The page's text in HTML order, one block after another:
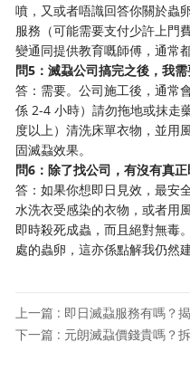
噴，又或者唔識回答你關於蟲
服務（可能需要支付少許上門
變通同提供教育嘅師傅，通常
問5：滅蝨公司搞完之後，我
答：需要。公司施工後，通常
係 2-4 小時）請勿拖地或抹走
度以上）清洗床單衣物，並用
固滅蝨效果。
問6：除了找公司，有沒有真
答：如果你想即日見效，最安
水洗衣受感染的衣物，或者用
即時殺死成蟲，而且絕對無毒
處的蟲卵，這亦係點解我仍然
上一篇 : 即日滅蝨服務有嗎？
下一篇 : 元朗滅蝨價錢貴嗎？